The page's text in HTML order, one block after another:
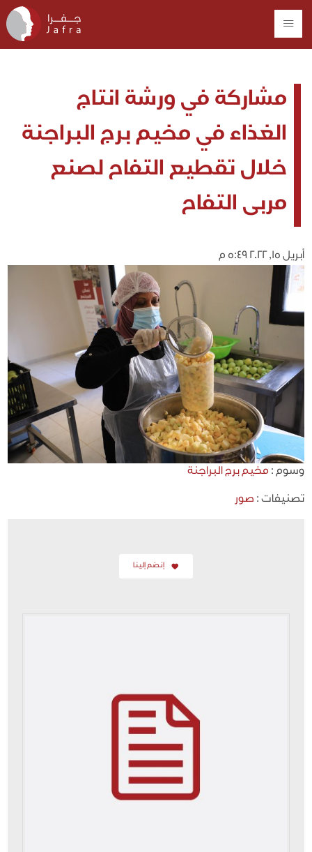
مشاركة في ورشة انتاج
الغذاء في مخيم برج البراجنة
خلال تقطيع التفاح لصنع
مربى التفاح
أبريل 15, 2022 5:49 م
وسوم : مخيم برج البراجنة
تصنيفات : صور
إنضم إلينا